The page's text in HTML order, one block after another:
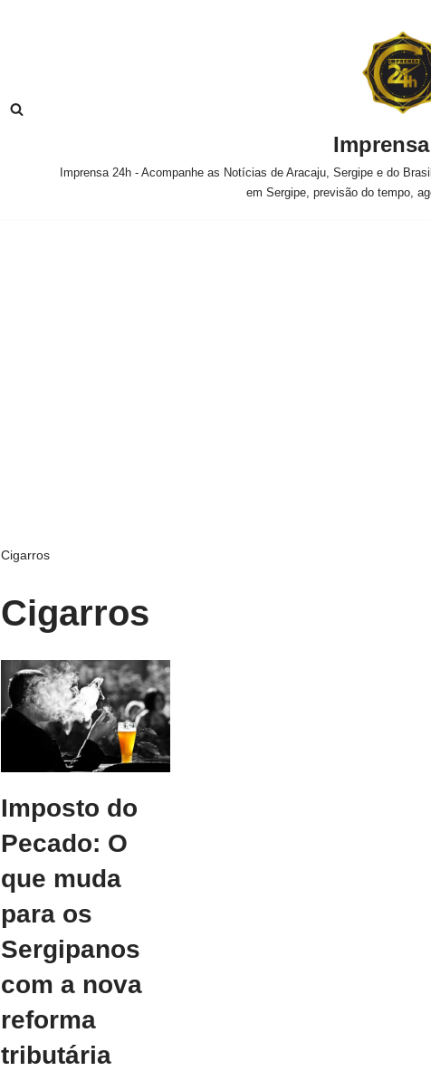
Imprensa 24h - Acompanhe as Notícias de Aracaju, Sergipe e do
em Sergipe, previsão do tempo,
Cigarros
Cigarros
Imposto do
Pecado: O
que muda
para os
Sergipanos
com a nova
reforma
tributária